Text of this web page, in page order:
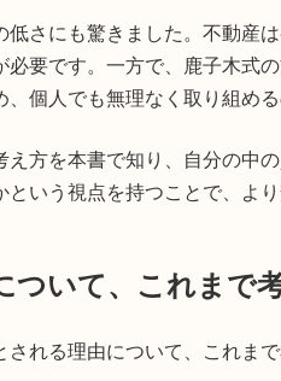
さにも驚きました。不動産
要です。一方で、鹿子木式
個人でも無理なく取り組める
え方を本書で知り、自分の
いう視点を持つことで、よ
ついて、これまで
れる理由について、これま